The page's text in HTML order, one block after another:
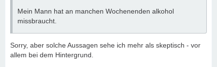
Mein Mann hat an manchen Wochenenden alkohol
missbraucht.
Sorry, aber solche Aussagen sehe ich mehr als skeptisch - vor
allem bei dem Hintergrund.